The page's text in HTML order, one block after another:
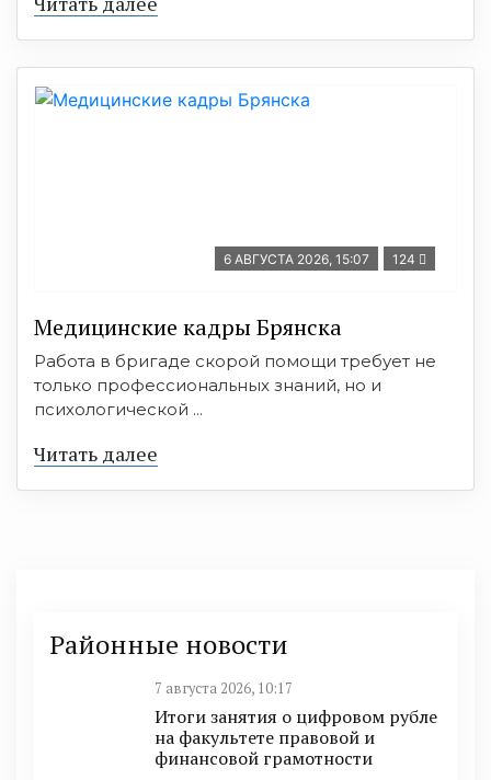
6 АВГУСТА 2026, 15:07 124
Медицинские кадры Брянска
Работа в бригаде скорой помощи требует не
только профессиональных знаний, но и
психологической ...
Читать далее
Районные новости
7 августа 2026, 10:17
Итоги занятия о цифровом рубле
на факультете правовой и
финансовой грамотности